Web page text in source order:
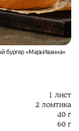
бургер «МарьИванна»
1 лист
2 ломтика
40 г
60 г